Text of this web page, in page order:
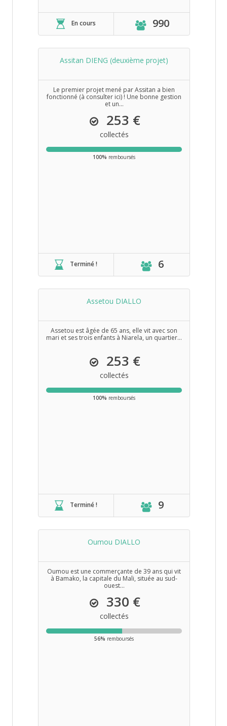
En cours 990
Assitan DIENG (deuxième projet)
Le premier projet mené par Assitan a bien
fonctionné (à consulter ici) ! Une bonne gestion
et un...
253 €
collectés
100% remboursés
Terminé ! 6
Assetou DIALLO
Assetou est âgée de 65 ans, elle vit avec son
mari et ses trois enfants à Niarela, un quartier...
253 €
collectés
100% remboursés
Terminé ! 9
Oumou DIALLO
Oumou est une commerçante de 39 ans qui vit
à Bamako, la capitale du Mali, située au sud-
ouest...
330 €
collectés
56% remboursés